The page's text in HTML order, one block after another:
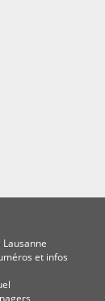
Lausanne
et infos